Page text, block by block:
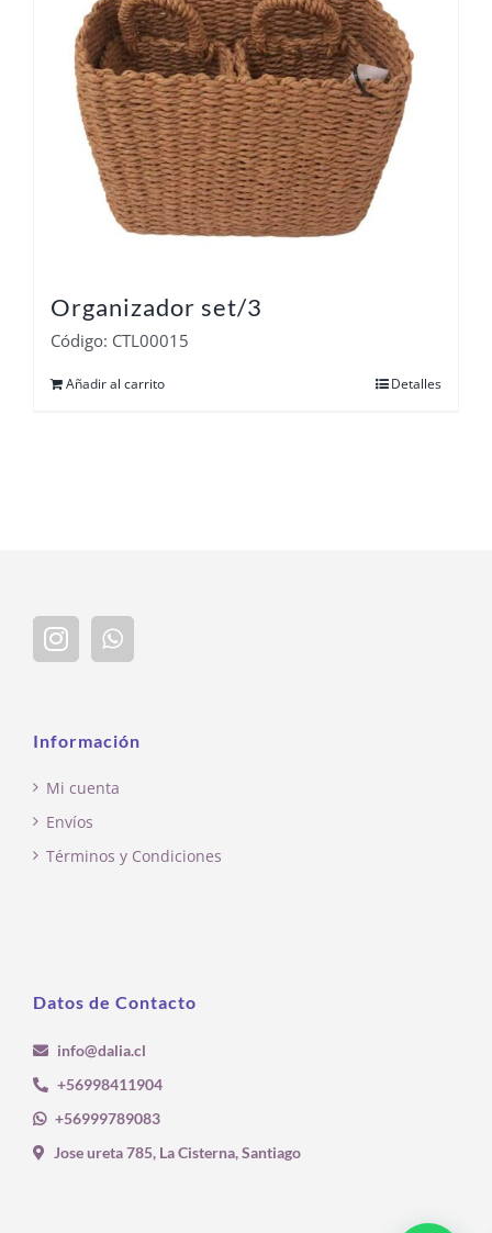
Organizador set/3
Código: CTL00015
Añadir al carrito Detalles
Información
Mi cuenta
Envíos
Términos y Condiciones
Datos de Contacto
info@dalia.cl
+56998411904
+56999789083
Jose ureta 785, La Cisterna, Santiago